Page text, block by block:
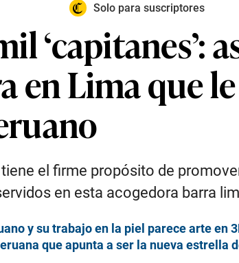
Solo para suscriptores
‘capitanes’:
en Lima que
el firme propósito de
en esta acogedora barra
y su trabajo en la piel parece arte en
que apunta a ser la nueva estrella